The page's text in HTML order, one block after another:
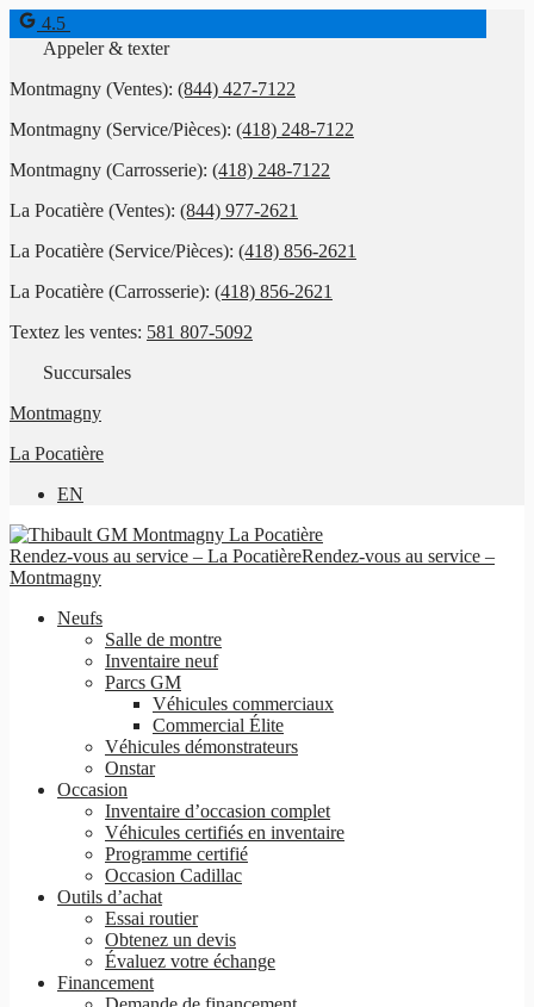
4.5
Appeler & texter
Montmagny (Ventes): (844) 427-7122
Montmagny (Service/Pièces): (418) 248-7122
Montmagny (Carrosserie): (418) 248-7122
La Pocatière (Ventes): (844) 977-2621
La Pocatière (Service/Pièces): (418) 856-2621
La Pocatière (Carrosserie): (418) 856-2621
Textez les ventes: 581 807-5092
Succursales
Montmagny
La Pocatière
EN
Rendez-vous au service – La PocatièreRendez-vous au service –
Montmagny
Neufs
Salle de montre
Inventaire neuf
Parcs GM
Véhicules commerciaux
Commercial Élite
Véhicules démonstrateurs
Onstar
Occasion
Inventaire d’occasion complet
Véhicules certifiés en inventaire
Programme certifié
Occasion Cadillac
Outils d’achat
Essai routier
Obtenez un devis
Évaluez votre échange
Financement